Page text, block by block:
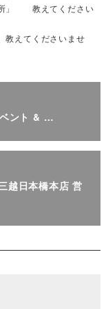
所」 教えてください
教えてくださいませ
ント & …
越日本橋本店 営